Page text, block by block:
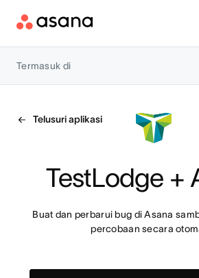
Termasuk di
Telusuri aplikasi
TestLodge +
Buat dan perbarui bug di Asana
percobaan secara